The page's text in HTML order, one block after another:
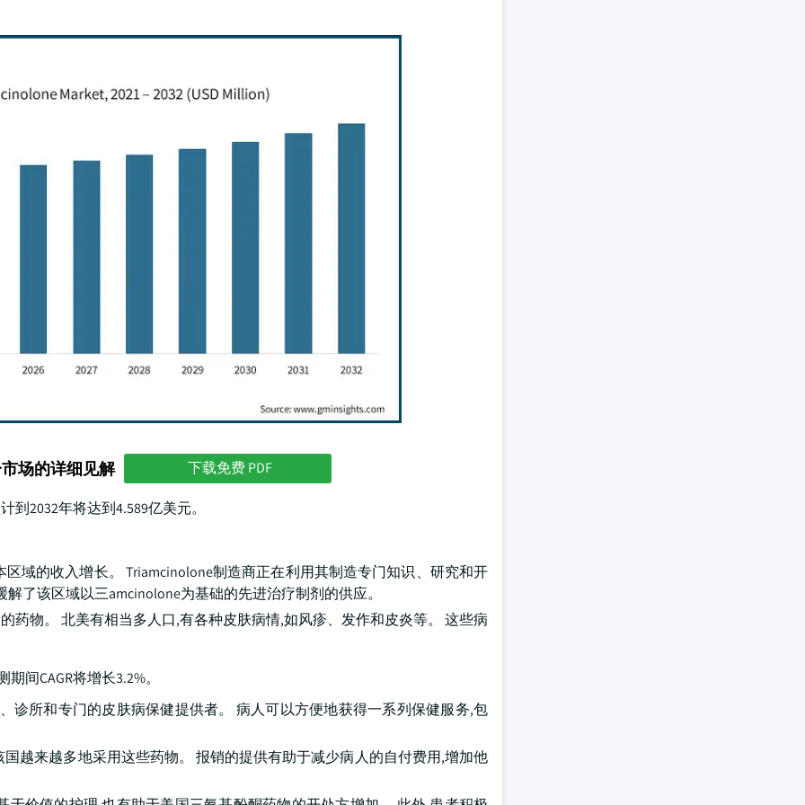
场的详细见解 下载免费 PDF
2032年将达到4.589亿美元。
域的收入增长。 Triamcinolone制造商正在利用其制造专门知识、研究和开
了该区域以三amcinolone为基础的先进治疗制剂的供应。
药物。 北美有相当多人口,有各种皮肤病情,如风疹、发作和皮炎等。 这些病
间CAGR将增长3.2%。
诊所和专门的皮肤病保健提供者。 病人可以方便地获得一系列保健服务,包
越来越多地采用这些药物。 报销的提供有助于减少病人的自付费用,增加他